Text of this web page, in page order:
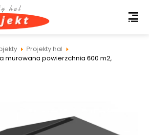
Projekty hal
murowana powierzchnia 600 m2,